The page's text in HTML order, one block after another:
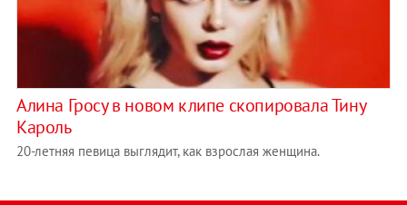
Алина Гросу в новом клипе скопировала Тину
Кароль
20-летняя певица выглядит, как взрослая женщина.